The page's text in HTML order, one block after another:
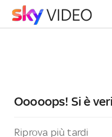
Ooooops! Si è
Riprova più tardi